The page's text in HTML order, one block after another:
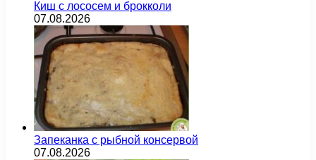
Киш с лососем и брокколи
07.08.2026
Запеканка с рыбной консервой
07.08.2026